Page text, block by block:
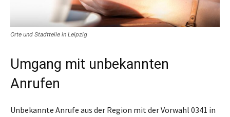
Orte und Stadtteile in Leipzig
Umgang mit unbekannten
Anrufen
Unbekannte Anrufe aus der Region mit der Vorwahl 0341 in